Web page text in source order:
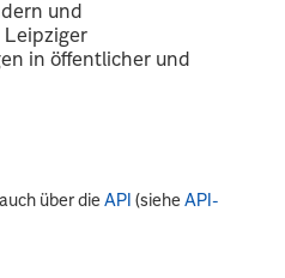
und
Leipziger
in öffentlicher und
über dieAPI (sieheAPI-